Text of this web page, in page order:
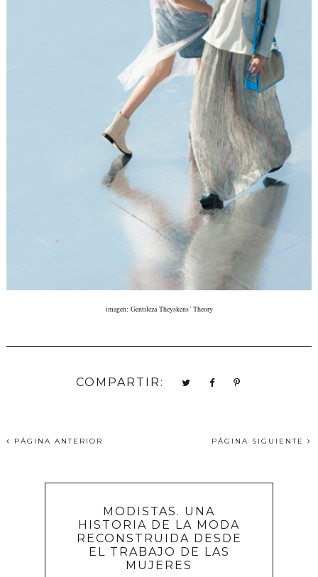
imagen: Gentileza Theyskens´ Theory
COMPARTIR:
PÁGINA ANTERIOR PÁGINA SIGUIENTE
MODISTAS. UNA
HISTORIA DE LA MODA
RECONSTRUIDA DESDE
EL TRABAJO DE LAS
MUJERES